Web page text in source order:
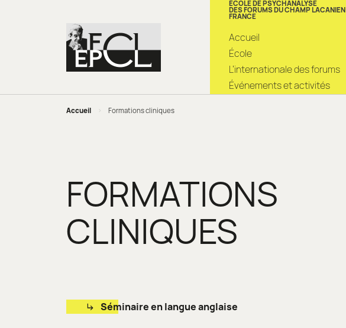
ÉCOLE DE PSYCHANALYSE
DES FORUMS DU CHAMP LACANIEN
FRANCE
Accueil
École
L’internationale des forums
Événements et activités
Accueil > Formations cliniques
FORMATIONS
CLINIQUES
Séminaire en langue anglaise